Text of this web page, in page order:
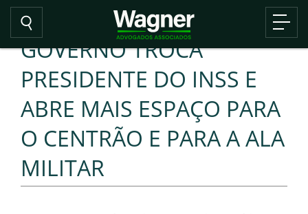
GOVERNO TROCA
PRESIDENTE DO INSS E
ABRE MAIS ESPAÇO PARA
O CENTRÃO E PARA A ALA
MILITAR